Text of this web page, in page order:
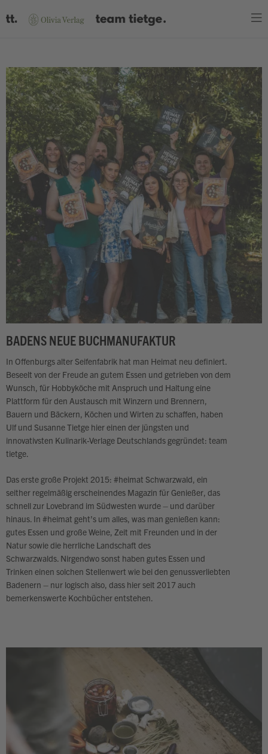
Es befinden sich keine Produkte im Warenkorb.
JETZT EINKAUFEN
BADENS NEUE BUCHMANUFAKTUR
In Offenburgs alter Seifenfabrik hat man Heimat neu definiert.
Beseelt von der Freude an gutem Essen und getrieben von dem
Wunsch, für Hobbyköche mit Anspruch und Haltung eine
Plattform für den Austausch mit Winzern und Brennern,
Bauern und Bäckern, Köchen und Wirten zu schaffen, haben
Ulf und Susanne Tietge hier einen der jüngsten und
innovativsten Kulinarik-Verlage Deutschlands gegründet: team
tietge.
Das erste große Projekt 2015: #heimat Schwarzwald, ein
seither regelmäßig erscheinendes Magazin für Genießer, das
schnell zur Lovebrand im Südwesten wurde – und darüber
hinaus. In #heimat geht’s um alles, was man genießen kann:
gutes Essen und große Weine, Zeit mit Freunden und in der
Natur sowie die herrliche Landschaft des
Schwarzwalds. Nirgendwo sonst haben gutes Essen und
Trinken einen solchen Stellenwert wie bei den genussverliebten
Badenern – nur logisch also, dass hier seit 2017 auch
bemerkenswerte Kochbücher entstehen.